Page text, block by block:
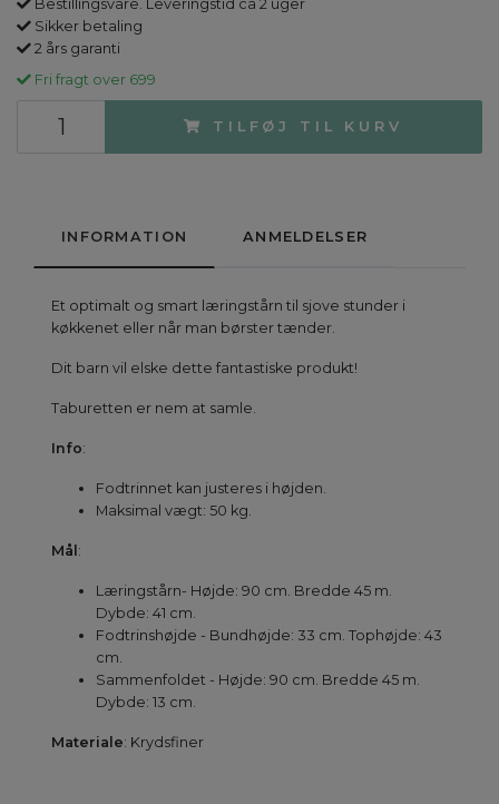
Bestillingsvare. Leveringstid ca 2 uger
Sikker betaling
2 års garanti
Fri fragt over 699
TILFØJ TIL KURV
INFORMATION ANMELDELSER
Et optimalt og smart læringstårn til sjove stunder i
køkkenet eller når man børster tænder.
Dit barn vil elske dette fantastiske produkt!
Taburetten er nem at samle.
Info:
Fodtrinnet kan justeres i højden.
Maksimal vægt: 50 kg.
Mål:
Læringstårn- Højde: 90 cm. Bredde 45 m.
Dybde: 41 cm.
Fodtrinshøjde - Bundhøjde: 33 cm. Tophøjde: 43
cm.
Sammenfoldet - Højde: 90 cm. Bredde 45 m.
Dybde: 13 cm.
Materiale: Krydsfiner